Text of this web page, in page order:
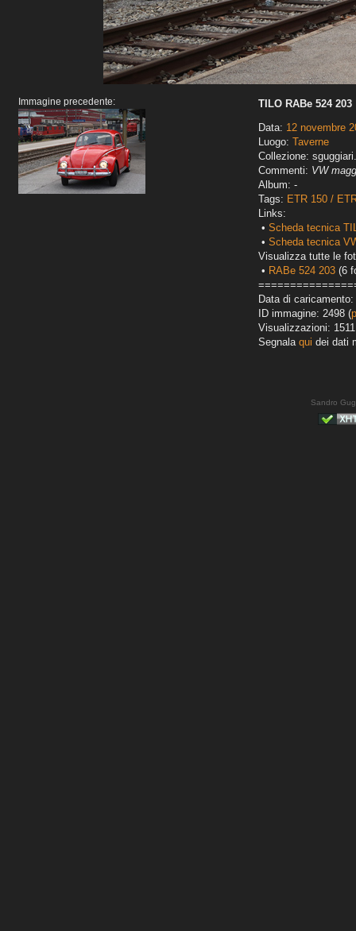
Immagine precedente:
TILO RABe 524 203
Data: 12 novembre
Luogo: Taverne
Collezione:
Commenti: VW
Album: -
Tags: ETR 150 /
Links:
• Scheda tecnica
• Scheda tecnica
Visualizza tutte le
• RABe 524 203 (6
Data di
ID immagine: 2498 (
Visualizzazioni: 1511
Segnala qui dei dati
Sandro